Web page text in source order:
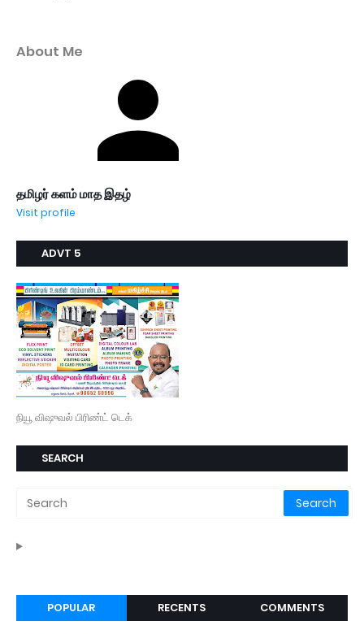
About Me
தமிழர் களம் மாத இதழ்
Visit profile
ADVT 5
நியூ விஷுவல் பிரிண்ட் டெக்
SEARCH
POPULAR RECENTS COMMENTS